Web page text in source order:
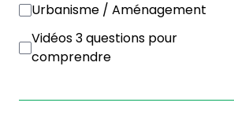
Urbanisme / Aménagement
Vidéos 3 questions pour
comprendre